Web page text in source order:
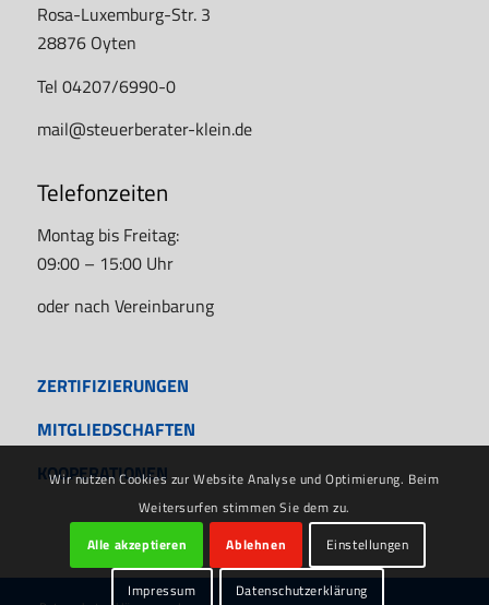
Rosa-Luxemburg-Str. 3
28876 Oyten
Tel 04207/6990-0
mail@steuerberater-klein.de
Telefonzeiten
Montag bis Freitag:
09:00 – 15:00 Uhr
oder nach Vereinbarung
ZERTIFIZIERUNGEN
MITGLIEDSCHAFTEN
KOOPERATIONEN
Wir nutzen Cookies zur Website Analyse und Optimierung. Beim
Weitersurfen stimmen Sie dem zu.
Alle akzeptieren
Ablehnen Einstellungen
Impressum Datenschutzerklärung